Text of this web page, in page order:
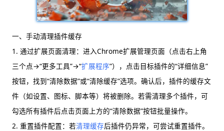
一、手动清理插件缓存
1. 通过扩展页面清理：进入Chrome扩展管理页面（点击右上角
三个点→“更多工具”→“扩展程序”），点击目标插件的“详细信息”
按钮，找到“清除数据”或“清除缓存”选项。确认后，插件的缓存文
件（如设置、图标、脚本等）将被删除。若需清理多个插件，可
勾选所有插件后点击页面上方的“清除数据”按钮批量操作。
2. 重置插件配置：若清理缓存后插件仍异常，可尝试重置插件。